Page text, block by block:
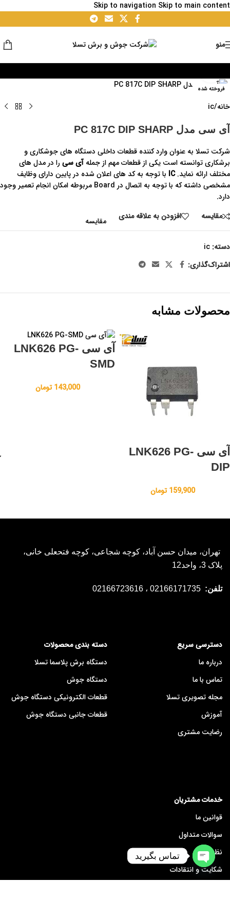
Skip to navigation Skip to main content
منو
فروخته شده
خانه/
ic
آی سی مدل PC 817C DIP SHARP
شرکت تسلا به عنوان وارد کننده قطعات داخلی دستگاه های جوشکاری و
برشکاری توانسته است یکی از قطعات مهم از جمله آی سیرا در مدل های
مختلف ارائه نماید.IC با توجه به کد های اعلان شده در پایین دارای وظایف
مشخصی داشته که با توجه به اتصال در Board مربوطه امکان انجام تعمیر وجود
دارد.
مقايسه
افزودن به علاقه مندی مقایسه
دسته: ic
اشتراک‌گذاری:
محصولات مشابه
آی سی LNK626 PG-
DIP
159,900 تومان
آی سی LNK626 PG-
SMD
143,000 تومان
تهران، میدان حسن آباد، کوچه شجاعی، کوچه فتحعلی خانی،
پلاک 3، واحد12
تلفن:
دسترسی سریع
درباره ما
تماس با ما
مجله تصویری تسلا
آموزش
رضایت مشتری
دسته بندی محصولات
دستگاه برش پلاسما تسلا
دستگاه جوش
قطعات الکترونیکی دستگاه جوش
قطعات جانبی دستگاه جوش
خدمات مشتریان
قوانین ما
سوالات متداول
نظرسنجی
شکایت و انتقادات
تماس بگیرید
Open